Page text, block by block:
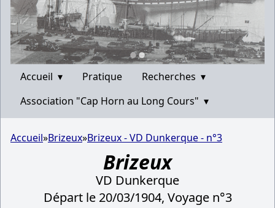
Accueil ▾ Pratique Recherches ▾
Association "Cap Horn au Long Cours" ▾
Accueil»Brizeux»Brizeux - VD Dunkerque - n°3
Brizeux
VD Dunkerque
Départ le 20/03/1904, Voyage n°3